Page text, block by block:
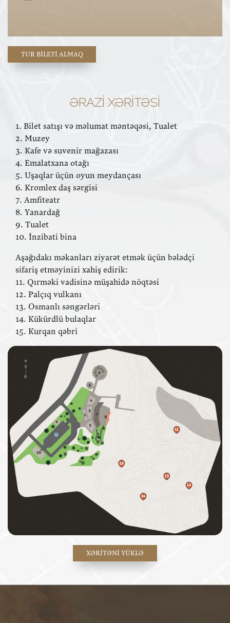
TUR BILETI ALMAQ
ƏRAZI XƏRITƏSI
1. Bilet satışı və məlumat məntəqəsi, Tualet
2. Muzey
3. Kafe və suvenir mağazası
4. Emalatxana otağı
5. Uşaqlar üçün oyun meydançası
6. Kromlex daş sərgisi
7. Amfiteatr
8. Yanardağ
9. Tualet
10. İnzibati bina
Aşağıdakı məkanları ziyarət etmək üçün bələdçi
sifariş etməyinizi xahiş edirik:
11. Qırməki vadisinə müşahidə nöqtəsi
12. Palçıq vulkanı
13. Osmanlı səngərləri
14. Kükürdlü bulaqlar
15. Kurqan qəbri
XƏRITƏNİ YÜKLƏ